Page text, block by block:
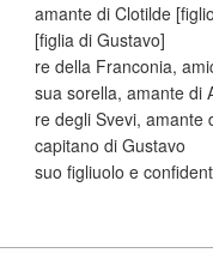
amante di Clotilde
[figlia di Gustavo]
re della Franconia,
sua sorella, amante di
re degli Svevi, amante
capitano di Gustavo
suo figliuolo e